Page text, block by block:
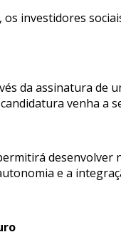
investidores
da assinatura de
venha a
e a